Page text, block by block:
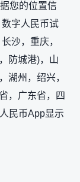
您的位置信
字人民币试
沙，重庆，
防城港)，山
湖州，绍兴，
，广东省，四
民币App显示